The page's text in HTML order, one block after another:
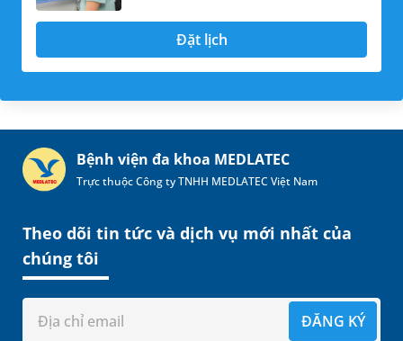
Đặt lịch
Bệnh viện đa khoa MEDLATEC
Trực thuộc Công ty TNHH MEDLATEC Việt Nam
Theo dõi tin tức và dịch vụ mới nhất của
chúng tôi
ĐĂNG KÝ